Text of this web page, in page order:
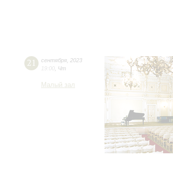
21 сентября 2023
19:00 Чт
Малый зал